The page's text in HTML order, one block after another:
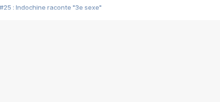
#25 : Indochine raconte "3e sexe"